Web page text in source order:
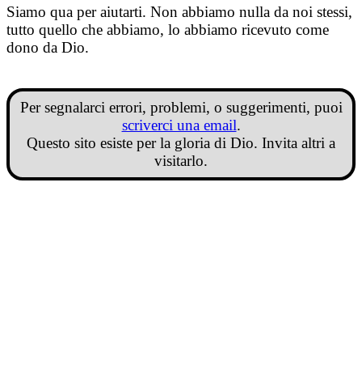
Siamo qua per aiutarti. Non abbiamo nulla da noi stessi,
tutto quello che abbiamo, lo abbiamo ricevuto come
dono da Dio.
Per segnalarci errori, problemi, o suggerimenti, puoi
scriverci una email.
Questo sito esiste per la gloria di Dio. Invita altri a
visitarlo.